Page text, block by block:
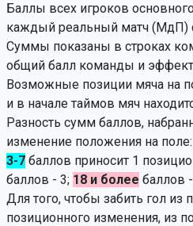
Баллы всех игроков
каждый реальный матч (МдП)
Суммы показаны в строках
общий балл команды и
Возможные позиции мяча на
и в начале таймов мяч
Разность сумм баллов,
изменение положения на
3-7 баллов приносит 1
баллов - 3; 18 и более баллов
Для того, чтобы забить гол из
позиционного изменения, из